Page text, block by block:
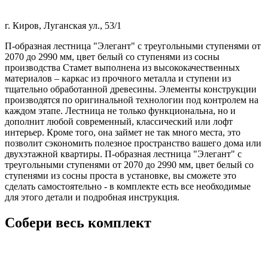
г. Киров, Луганская ул., 53/1
П-образная лестница "Элегант" с треугольными ступенями от
2070 до 2990 мм, цвет белый со ступенями из сосны
производства Стамет выполнена из высококачественных
материалов – каркас из прочного металла и ступени из
тщательно обработанной древесины. Элементы конструкции
производятся по оригинальной технологии под контролем на
каждом этапе. Лестница не только функциональна, но и
дополнит любой современный, классический или лофт
интерьер. Кроме того, она займет не так много места, это
позволит сэкономить полезное пространство вашего дома или
двухэтажной квартиры. П-образная лестница "Элегант" с
треугольными ступенями от 2070 до 2990 мм, цвет белый со
ступенями из сосны проста в установке, вы сможете это
сделать самостоятельно - в комплекте есть все необходимые
для этого детали и подробная инструкция.
Собери весь комплект